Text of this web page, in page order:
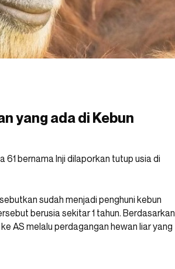
yang ada di Kebun
bernama Inji dilaporkan tutup usia di
sudah menjadi penghuni kebun
berusia sekitar 1 tahun. Berdasarkan
AS melalu perdagangan hewan liar yang